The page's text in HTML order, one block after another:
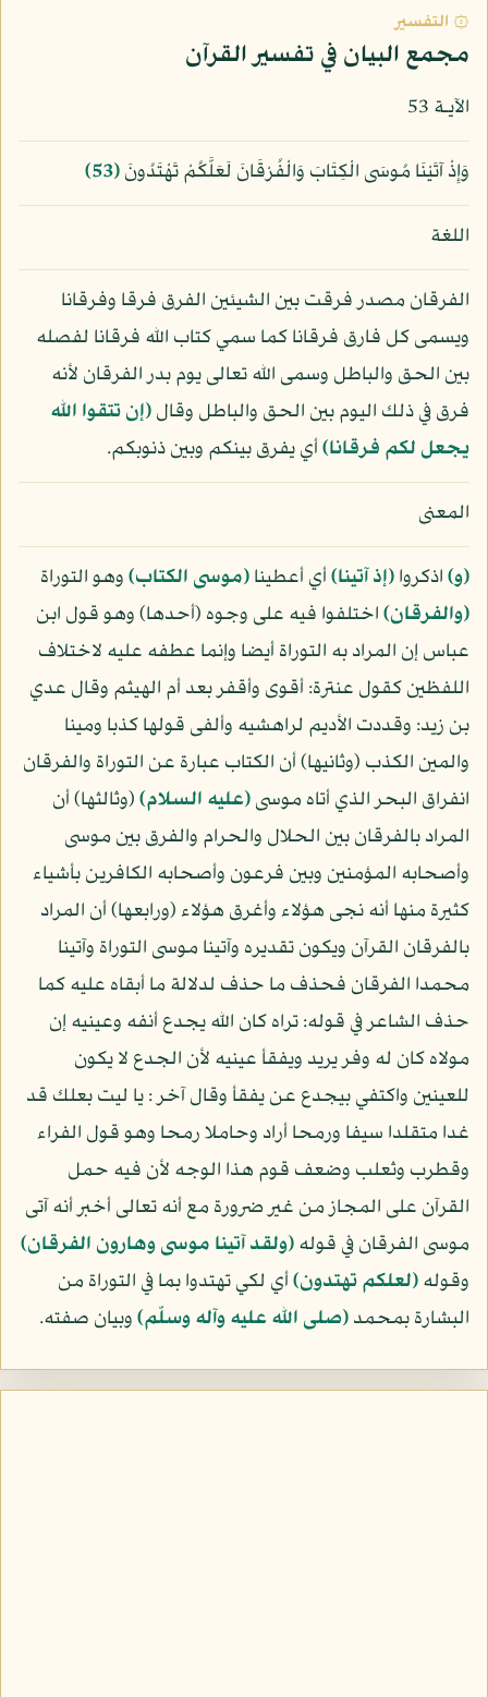
۞ التفسير
مجمع البيان في تفسير القرآن
الآيـة 53
وَإِذْ آتَيْنَا مُوسَى الْكِتَابَ وَالْفُرْقَانَ لَعَلَّكُمْ تَهْتَدُونَ﴿53﴾
اللغة
الفرقان مصدر فرقت بين الشيئين الفرق فرقا وفرقانا
ويسمى كل فارق فرقانا كما سمي كتاب الله فرقانا لفصله
بين الحق والباطل وسمى الله تعالى يوم بدر الفرقان لأنه
فرق في ذلك اليوم بين الحق والباطل وقال﴿إن تتقوا الله
يجعل لكم فرقانا﴾أي يفرق بينكم وبين ذنوبكم.
المعنى
﴿و﴾اذكروا﴿إذ آتينا﴾أي أعطينا﴿موسى الكتاب﴾وهو التوراة
﴿والفرقان﴾اختلفوا فيه على وجوه (أحدها) وهو قول ابن
عباس إن المراد به التوراة أيضا وإنما عطفه عليه لاختلاف
اللفظين كقول عنترة: أقوى وأقفر بعد أم الهيثم وقال عدي
بن زيد: وقددت الأديم لراهشيه وألفى قولها كذبا ومينا
والمين الكذب (وثانيها) أن الكتاب عبارة عن التوراة والفرقان
انفراق البحر الذي أتاه موسى(عليه السلام)(وثالثها) أن
المراد بالفرقان بين الحلال والحرام والفرق بين موسى
وأصحابه المؤمنين وبين فرعون وأصحابه الكافرين بأشياء
كثيرة منها أنه نجى هؤلاء وأغرق هؤلاء (ورابعها) أن المراد
بالفرقان القرآن ويكون تقديره وآتينا موسى التوراة وآتينا
محمدا الفرقان فحذف ما حذف لدلالة ما أبقاه عليه كما
حذف الشاعر في قوله: تراه كان الله يجدع أنفه وعينيه إن
مولاه كان له وفر يريد ويفقأ عينيه لأن الجدع لا يكون
للعينين واكتفي بيجدع عن يفقأ وقال آخر : يا ليت بعلك قد
غدا متقلدا سيفا ورمحا أراد وحاملا رمحا وهو قول الفراء
وقطرب وثعلب وضعف قوم هذا الوجه لأن فيه حمل
القرآن على المجاز من غير ضرورة مع أنه تعالى أخبر أنه آتى
موسى الفرقان في قوله﴿ولقد آتينا موسى وهارون الفرقان﴾
وقوله﴿لعلكم تهتدون﴾أي لكي تهتدوا بما في التوراة من
البشارة بمحمد(صلى الله عليه وآله وسلّم)وبيان صفته.